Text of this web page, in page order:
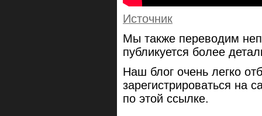
Источник
Мы также переводим
публикуется более
Наш блог очень легко
зарегистрироваться на
по этой ссылке.